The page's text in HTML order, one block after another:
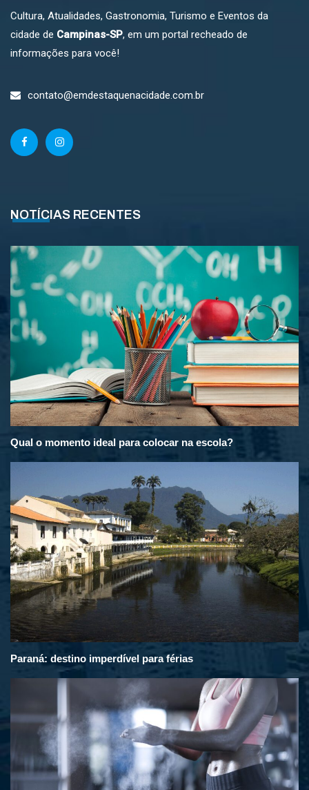
Cultura, Atualidades, Gastronomia, Turismo e Eventos da
cidade de Campinas-SP, em um portal recheado de
informações para você!
contato@emdestaquenacidade.com.br
NOTÍCIAS RECENTES
Qual o momento ideal para colocar na escola?
Paraná: destino imperdível para férias